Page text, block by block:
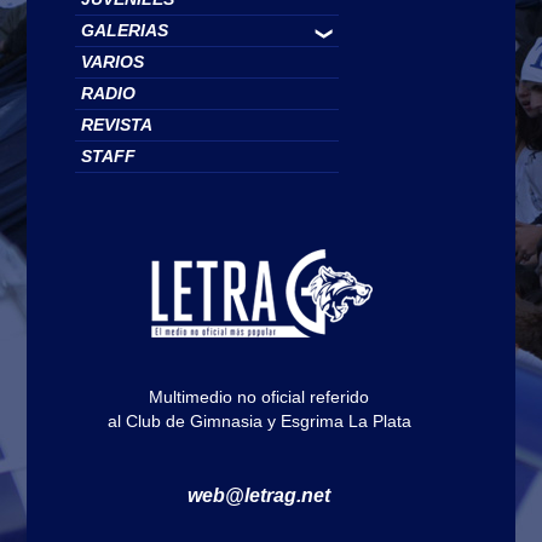
GALERIAS
❯
VARIOS
RADIO
REVISTA
STAFF
Multimedio no oficial referido
al Club de Gimnasia y Esgrima La Plata
web@letrag.net